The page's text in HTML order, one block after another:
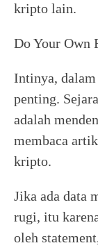
kripto lain.
Do Your Own
Intinya,
penting.
adalah
membaca
kripto.
Jika ada data
rugi, itu
oleh